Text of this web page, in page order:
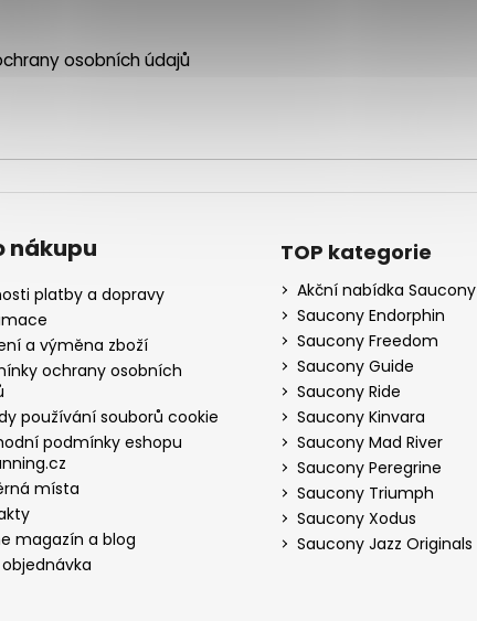
osobních údajů
nákupu
platby a dopravy
a výměna zboží
ochrany osobních
používání souborů cookie
podmínky eshopu
místa
magazín a blog
TOP kategorie
Akční nabídka Saucony
Saucony Endorphin
Saucony Freedom
Saucony Guide
Saucony Ride
Saucony Kinvara
Saucony Mad River
Saucony Peregrine
Saucony Triumph
Saucony Xodus
Saucony Jazz Originals